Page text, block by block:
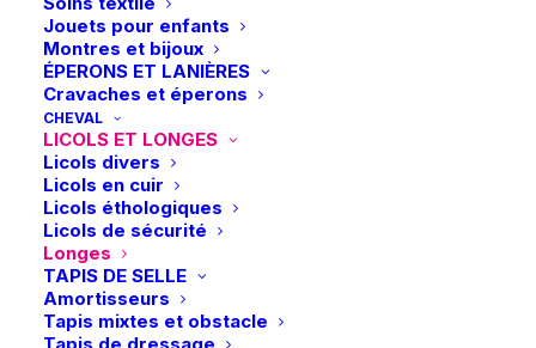
Jouets pour enfants
Montres et bijoux
ÉPERONS ET LANIÈRES
Cravaches et éperons
CHEVAL
LICOLS ET LONGES
Licols divers
Licols en cuir
Licols éthologiques
Licols de sécurité
Longes
TAPIS DE SELLE
Amortisseurs
Tapis mixtes et obstacle
Accueil Boutique
Cheval